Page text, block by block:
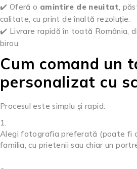
✔️ Oferă o amintire de neuitat,
calitate, cu print de înaltă rezoluție.
✔️ Livrare rapidă în toată România,
birou.
Cum comand un
personalizat cu
Procesul este simplu și rapid:
Alegi fotografia preferată (poate fi
familia, cu prietenii sau chiar un